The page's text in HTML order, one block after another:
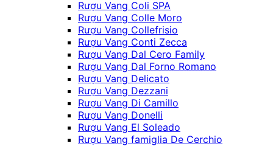
Rượu Vang Coli SPA
Rượu Vang Colle Moro
Rượu Vang Collefrisio
Rượu Vang Conti Zecca
Rượu Vang Dal Cero Family
Rượu Vang Dal Forno Romano
Rượu Vang Delicato
Rượu Vang Dezzani
Rượu Vang Di Camillo
Rượu Vang Donelli
Rượu Vang El Soleado
Rượu Vang famiglia De Cerchio